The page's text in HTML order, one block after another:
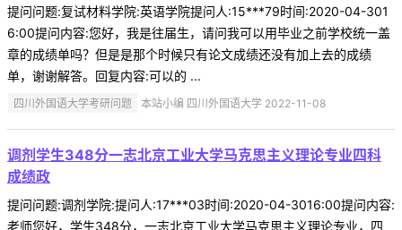
提问问题:复试材料学院:英语学院提问人:15***79时间:2020-04-301
6:00提问内容:您好，我是往届生，请问我可以用毕业之前学校统一盖
章的成绩单吗？但是是那个时候只有论文成绩还没有加上去的成绩
单，谢谢解答。回复内容:可以的 ...
四川外国语大学考研问题 本站小编 四川外国语大学 2022-11-08
调剂学生348分一志北京工业大学马克思主义理论专业四科
成绩政
提问问题:调剂学院:提问人:17***03时间:2020-04-3016:00提问内容:
老师您好，学生348分，一志北京工业大学马克思主义理论专业，四